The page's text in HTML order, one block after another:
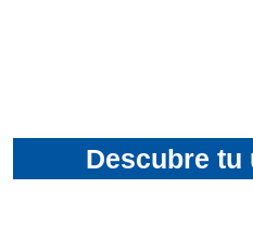
Descubre tu